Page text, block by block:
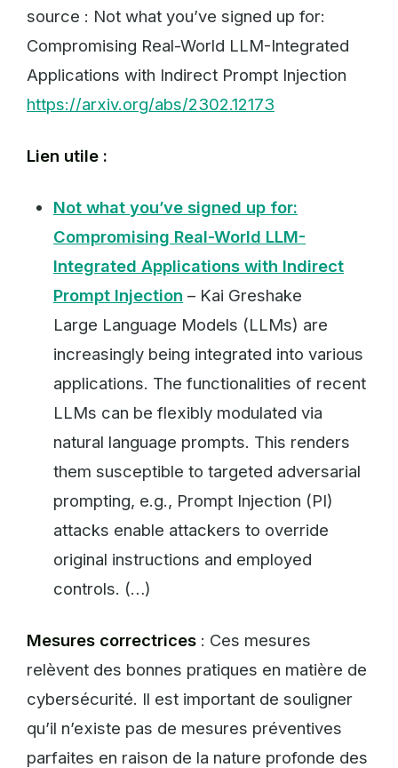
source : Not what you’ve signed up for:
Compromising Real-World LLM-Integrated
Applications with Indirect Prompt Injection
https://arxiv.org/abs/2302.12173
Lien utile :
Not what you’ve signed up for:
Compromising Real-World LLM-
Integrated Applications with Indirect
Prompt Injection – Kai Greshake
Large Language Models (LLMs) are
increasingly being integrated into various
applications. The functionalities of recent
LLMs can be flexibly modulated via
natural language prompts. This renders
them susceptible to targeted adversarial
prompting, e.g., Prompt Injection (PI)
attacks enable attackers to override
original instructions and employed
controls. (…)
Mesures correctrices : Ces mesures
relèvent des bonnes pratiques en matière de
cybersécurité. Il est important de souligner
qu’il n’existe pas de mesures préventives
parfaites en raison de la nature profonde des